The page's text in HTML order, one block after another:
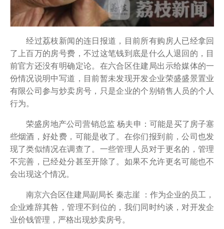
经过荔枝新闻的连日报道，目前所有购房人已经拿回
了上百万的房号费，不过这笔钱到底是什么人退回的，目
前官方还没有明确定论。在六合区住建局出示给媒体的一
份情况说明中写道，目前暂未发现开发企业荣盛盛景置业
有限公司参与炒卖房号，只是企业的个别销售人员的个人
行为。
荣盛房地产公司营销总监 杨夫申：可能是买了房子塞
些烟酒，好处费，可能是收了。在你们报到前，公司也发
现了类似情况在调查了。一些管理人员对于更名的，管理
不完善，已经处分甚至开除了。如果不允许更名可能也不
会出现这个情况。
南京六合区住建局副局长 秦志崖 ：作为企业的员工，
企业难辞其咎，管理不到位的，我们同时约谈，对开发企
业价钱管理，严格出现炒卖房号。